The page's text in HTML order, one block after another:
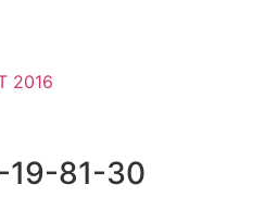
19-81-30